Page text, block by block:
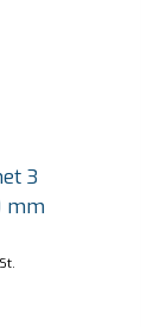
3
mm